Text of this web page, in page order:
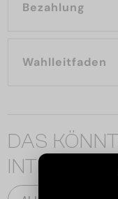
Bezahlung
Wahlleitfaden
DAS